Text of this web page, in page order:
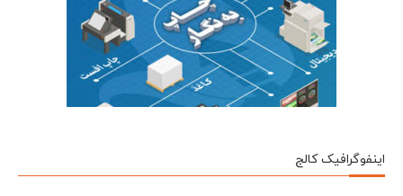
اینفوگرافیک کالج